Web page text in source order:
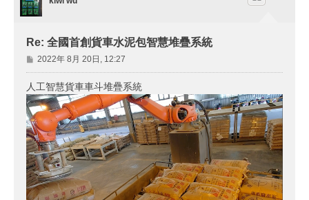
Re: 全國首創貨車水泥包智慧堆疊系統
文
章
2022年 8月 20日, 12:27
人工智慧貨車車斗堆疊系統